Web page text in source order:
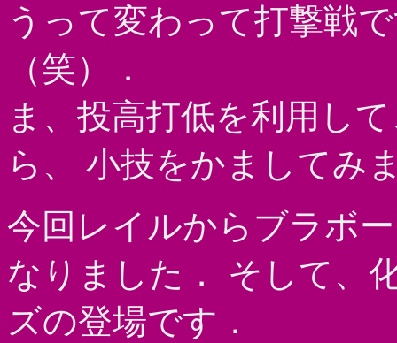
うって変わって打撃戦
（笑）．
ま、投高打低を利用し
ら、 小技をかましてみ
今回レイルからブラボ
なりました． そして、
ズの登場です．